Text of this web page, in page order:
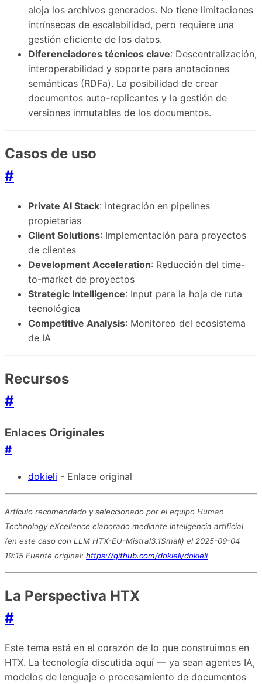
aloja los archivos generados. No tiene limitaciones
intrínsecas de escalabilidad, pero requiere una
gestión eficiente de los datos.
Diferenciadores técnicos clave: Descentralización,
interoperabilidad y soporte para anotaciones
semánticas (RDFa). La posibilidad de crear
documentos auto-replicantes y la gestión de
versiones inmutables de los documentos.
Casos de uso
#
Private AI Stack: Integración en pipelines
propietarias
Client Solutions: Implementación para proyectos
de clientes
Development Acceleration: Reducción del time-
to-market de proyectos
Strategic Intelligence: Input para la hoja de ruta
tecnológica
Competitive Analysis: Monitoreo del ecosistema
de IA
Recursos
#
Enlaces Originales
#
dokieli - Enlace original
Artículo recomendado y seleccionado por el equipo Human
Technology eXcellence elaborado mediante inteligencia artificial
(en este caso con LLM HTX-EU-Mistral3.1Small) el 2025-09-04
19:15 Fuente original: https://github.com/dokieli/dokieli
La Perspectiva HTX
#
Este tema está en el corazón de lo que construimos en
HTX. La tecnología discutida aquí — ya sean agentes IA,
modelos de lenguaje o procesamiento de documentos